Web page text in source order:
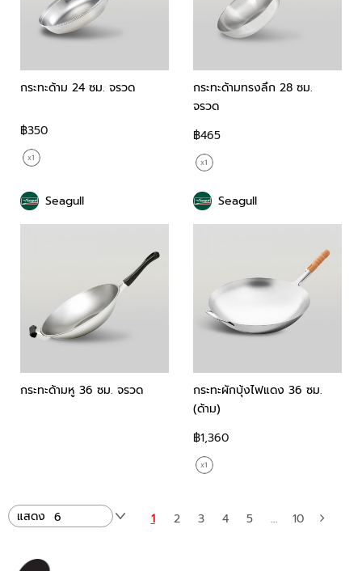
กระทะด้าม 24 ซม. จรวด
฿350
กระทะด้ามทรงลึก 28 ซม.
จรวด
฿465
Seagull
กระทะด้ามหู 36 ซม. จรวด
Seagull
กระทะผักบุ้งไฟแดง 36 ซม.
(ด้าม)
฿1,360
1 2 3 4 5 ... 10
แสดง